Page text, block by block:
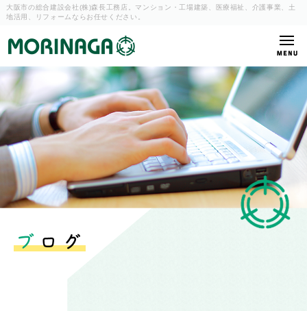
大阪市の総合建設会社(株)森長工務店。マンション・工場建築、
医療福祉、介護事業、土
地活用、リフォームならお任せください。